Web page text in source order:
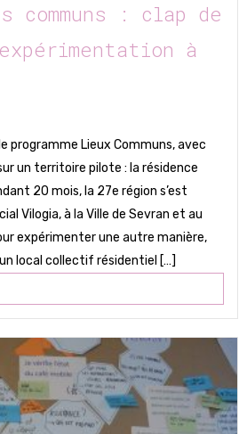
communs : clap de
à
programme Lieux Communs, avec
un territoire pilote : la résidence
20 mois, la 27e région s’est
Vilogia, à la Ville de Sevran et au
expérimenter une autre manière,
local collectif résidentiel […]